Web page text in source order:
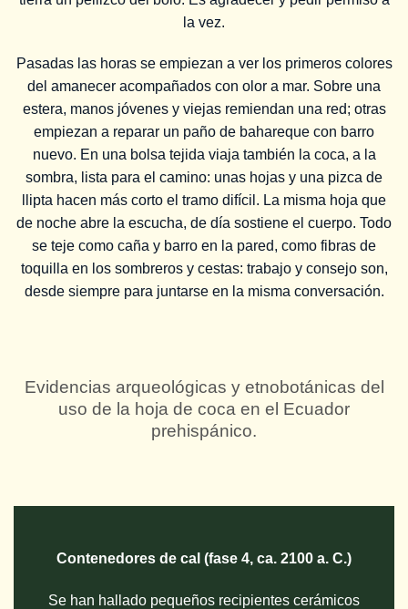
la vez.
Pasadas las horas se empiezan a ver los primeros colores
del amanecer acompañados con olor a mar. Sobre una
estera, manos jóvenes y viejas remiendan una red; otras
empiezan a reparar un paño de bahareque con barro
nuevo. En una bolsa tejida viaja también la coca, a la
sombra, lista para el camino: unas hojas y una pizca de
llipta hacen más corto el tramo difícil. La misma hoja que
de noche abre la escucha, de día sostiene el cuerpo. Todo
se teje como caña y barro en la pared, como fibras de
toquilla en los sombreros y cestas: trabajo y consejo son,
desde siempre para juntarse en la misma conversación.
Evidencias arqueológicas y etnobotánicas del
uso de la hoja de coca en el Ecuador
prehispánico.
Contenedores de cal (fase 4, ca. 2100 a. C.)
Se han hallado pequeños recipientes cerámicos